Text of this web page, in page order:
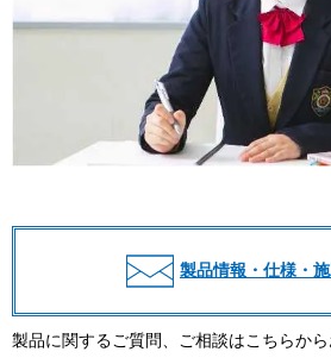
製品情報・仕様・
製品に関するご質問、ご相談はこちらから